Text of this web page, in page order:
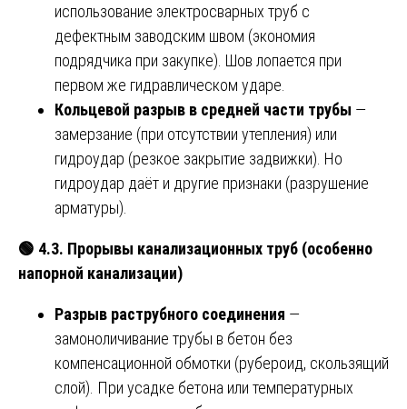
использование электросварных труб с
дефектным заводским швом (экономия
подрядчика при закупке). Шов лопается при
первом же гидравлическом ударе.
Кольцевой разрыв в средней части трубы —
замерзание (при отсутствии утепления) или
гидроудар (резкое закрытие задвижки). Но
гидроудар даёт и другие признаки (разрушение
арматуры).
🟢 4.3. Прорывы канализационных труб (особенно
напорной канализации)
Разрыв раструбного соединения —
замоноличивание трубы в бетон без
компенсационной обмотки (рубероид, скользящий
слой). При усадке бетона или температурных